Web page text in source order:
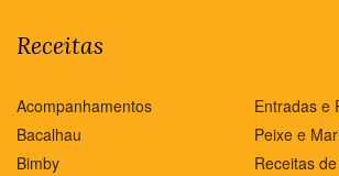
Receitas
Acompanhamentos
Bacalhau
Bimby
Entradas e
Peixe e
Receitas